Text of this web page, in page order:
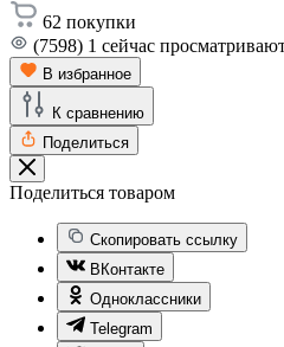
62 покупки
(7598) 1 сейчас
В избранное
К сравнению
Поделиться
Поделиться товаром
Скопировать ссылку
ВКонтакте
Одноклассники
Telegram